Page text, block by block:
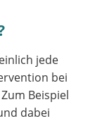
jede
bei
Beispiel
dabei